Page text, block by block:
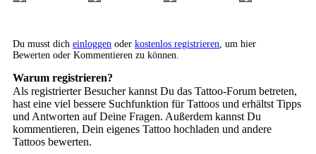
Du musst dich einloggen oder kostenlos registrieren , um hier
Bewerten oder Kommentieren zu können.
Warum registrieren?
Als registrierter Besucher kannst Du das Tattoo-Forum betreten,
hast eine viel bessere Suchfunktion für Tattoos und erhältst Tipps
und Antworten auf Deine Fragen. Außerdem kannst Du
kommentieren, Dein eigenes Tattoo hochladen und andere
Tattoos bewerten.